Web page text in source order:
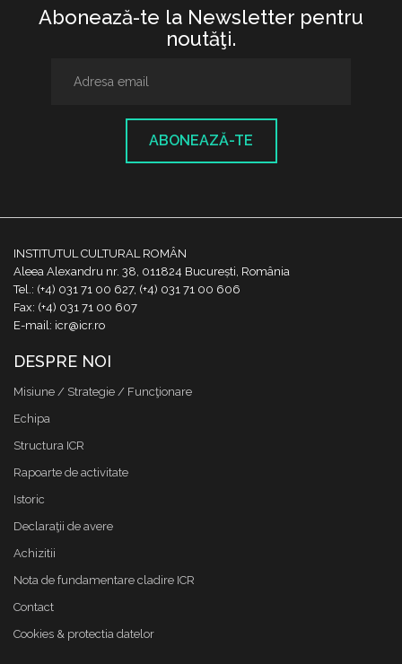
Abonează-te la Newsletter pentru
noutăţi.
ABONEAZĂ-TE
INSTITUTUL CULTURAL ROMÂN
Aleea Alexandru nr. 38, 011824 București, România
Tel.: (+4) 031 71 00 627, (+4) 031 71 00 606
Fax: (+4) 031 71 00 607
E-mail: icr@icr.ro
DESPRE NOI
Misiune / Strategie / Funcţionare
Echipa
Structura ICR
Rapoarte de activitate
Istoric
Declaraţii de avere
Achizitii
Nota de fundamentare cladire ICR
Contact
Cookies & protectia datelor